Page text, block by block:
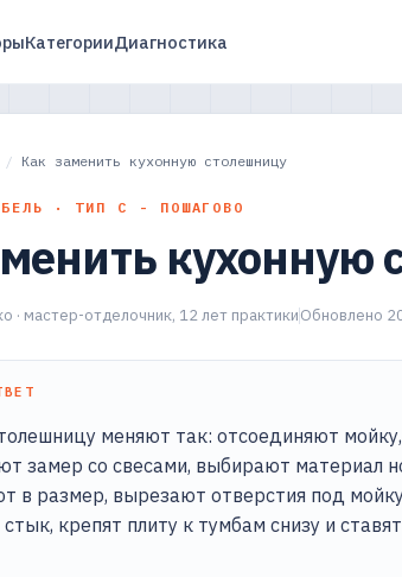
КатегорииДиагностика
/ Как заменить кухонную столешницу
· ТИП С - ПОШАГОВО
кухонную
· мастер-отделочник, 12 лет практикиОбновлено
меняют так: отсоединяют
замер со свесами, выбирают материал
в размер, вырезают отверстия под
крепят плиту к тумбам снизу и